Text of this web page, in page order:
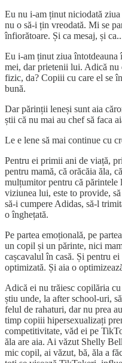
Eu nu i-am ținut niciodată
nu o să-i țin vreodată. Mi se
înfiorătoare. Și ca mesaj, și
Eu i-am ținut ziua
mei, dar prietenii lui. Adică
fizic, da? Copiii cu care el se
bună.
Dar părinții leneși sunt aia
știi că nu mai au chef să faca
Le e lene să mai continue cu
Pentru ei primii ani de viață,
pentru mamă, că orăcăia ăla,
mulțumitor pentru că părintele
viziunea lui, este to provide, să
să-i cumpere Adidas, să-l
o înghețată.
Pe partea emoțională, pe
un copil și un părinte, nici
cașcavalul în casă. Și pentru
optimizată. Și aia o
Adică ei nu trăiesc copilăria
știu unde, la after school-uri,
felul de rahaturi, dar nu prea
timp copiii hipersexualizați
competitivitate, văd ei pe
ăla are aia. Ai văzut Shelly
mic copil, ai văzut, bă, ăla a